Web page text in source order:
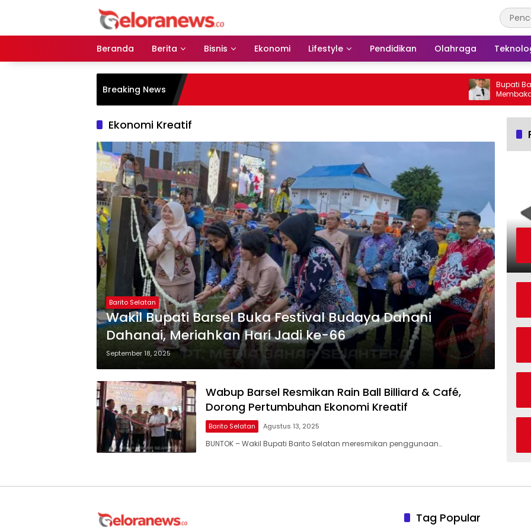
Beranda
Berita Bisnis Ekonomi Lifestyle Pendidikan Olahraga
Breaking News
Bupati Barsel
Membakar
Barito Selatan
Ekonomi Kreatif
Barito Selatan
Wakil Bupati Barsel Buka Festival Budaya Dahani
Dahanai, Meriahkan Hari Jadi ke-66
September 18, 2025
Wabup Barsel Resmikan Rain Ball Billiard & Café,
Dorong Pertumbuhan Ekonomi Kreatif
Barito Selatan Agustus 13, 2025
BUNTOK – Wakil Bupati Barito Selatan meresmikan penggunaan…
Tag Popular